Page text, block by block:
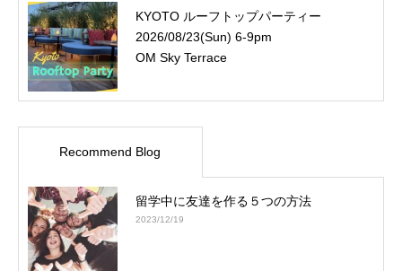
KYOTO ルーフトップパーティー
2026/08/23(Sun) 6-9pm
OM Sky Terrace
Recommend Blog
留学中に友達を作る５つの方法
2023/12/19